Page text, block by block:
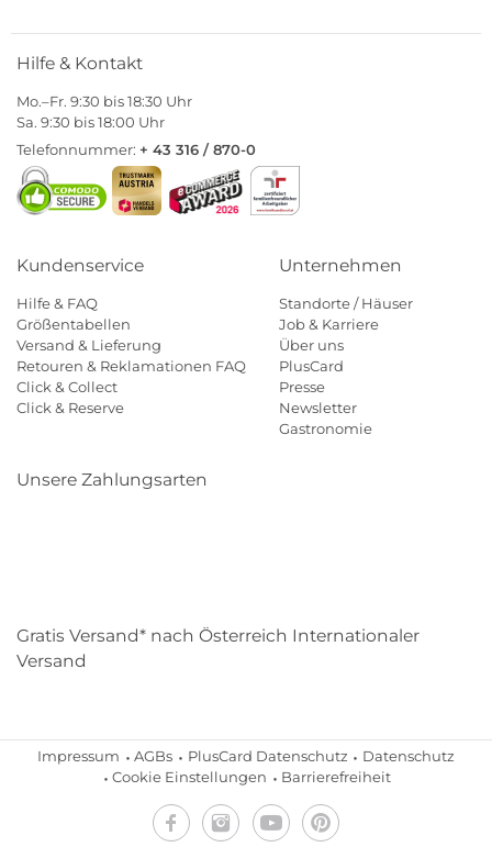
Hilfe & Kontakt
Mo.–Fr. 9:30 bis 18:30 Uhr
Sa. 9:30 bis 18:00 Uhr
Telefonnummer: + 43 316 / 870-0
Kundenservice
Hilfe & FAQ
Größentabellen
Versand & Lieferung
Retouren & Reklamationen FAQ
Click & Collect
Click & Reserve
Unternehmen
Standorte / Häuser
Job & Karriere
Über uns
PlusCard
Presse
Newsletter
Gastronomie
Unsere Zahlungsarten
Gratis Versand* nach Österreich Internationaler
Versand
Impressum AGBs PlusCard Datenschutz
Datenschutz
Cookie Einstellungen
Barrierefreiheit